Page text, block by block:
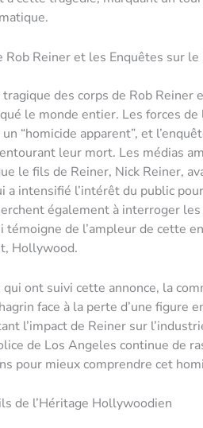
Rob Reiner et les Enquêtes sur
des corps de Rob Reiner
le monde entier. Les forces
“homicide apparent”, et
leur mort. Les médias
le fils de Reiner, Nick Reiner,
a intensifié l’intérêt du public
également à interroger
témoigne de l’ampleur de cette
Hollywood.
ont suivi cette annonce, la
face à la perte d’une figure
l’impact de Reiner sur
de Los Angeles continue de
pour mieux comprendre cet
de l’Héritage Hollywoodien